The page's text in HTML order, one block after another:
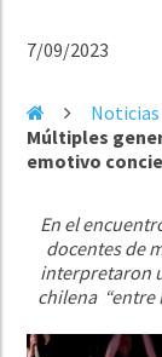
7/09/2023
Noticias
Múltiples
emotivo
En el
docentes de
interpretaron
chilena “entre